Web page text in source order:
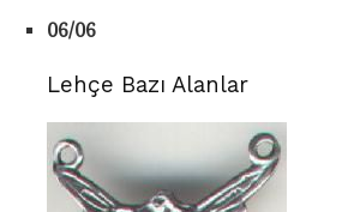
06/06
Lehçe Bazı Alanlar